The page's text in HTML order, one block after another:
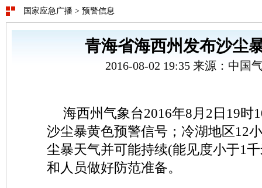
国家应急广播 > 预警信息
青海省海西州发布沙尘
2016-08-02 19:35 来源：中国
海西州气象台2016年8月2日19时
沙尘暴黄色预警信号；冷湖地区12
尘暴天气并可能持续(能见度小于1
和人员做好防范准备。